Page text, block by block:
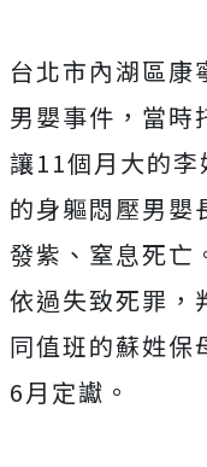
台北市內湖區康
男嬰事件，當時
讓11個月大的
的身軀悶壓男嬰
發紫、窒息死亡
依過失致死罪，
同值班的蘇姓保
6月定讞。